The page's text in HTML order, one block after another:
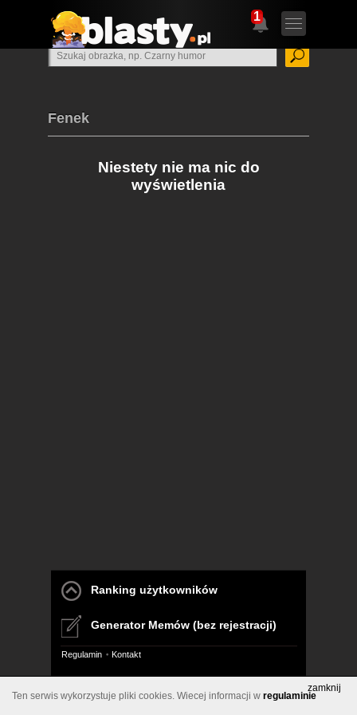
1
Fenek
Niestety nie ma nic do
wyświetlenia
Ranking użytkowników
Generator Memów (bez rejestracji)
Regulamin Kontakt
zamknij
Ten serwis wykorzystuje pliki cookies. Wiecej informacji w regulaminie